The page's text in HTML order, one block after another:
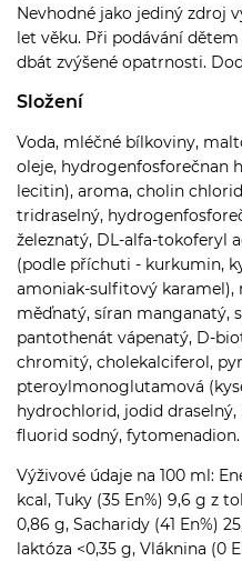
Nevhodné jako jediný zdroj
let věku. Při podávání
dbát zvýšené opatrnosti.
Složení
Voda, mléčné bílkoviny,
oleje, hydrogenfosforečnan
lecitin), aroma, cholin
tridraselný,
železnatý, DL-alfa-tokoferyl
(podle příchuti - kurkumin,
amoniak-sulfitový karamel),
měďnatý, síran manganatý,
pantothenát vápenatý, D-
chromitý, cholekalciferol,
pteroylmonoglutamová
hydrochlorid, jodid
fluorid sodný, fytomenadion.
Výživové údaje na 100 ml:
kcal, Tuky (35 En%) 9,6 g z
0,86 g, Sacharidy (41 En%)
laktóza <0,35 g, Vláknina (0